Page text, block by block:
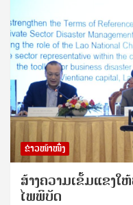
ຂ່າວໜ້າໜຶ່ງ
ສ້າງຄວາມເຂັ້ມແຂງ
ໄພພິບັດ